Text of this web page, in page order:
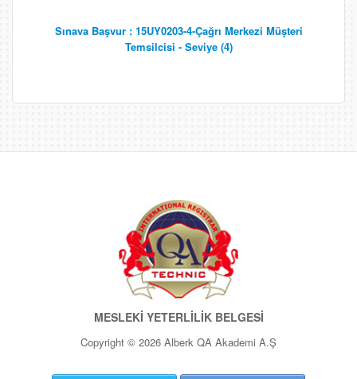
Sınava Başvur : 15UY0203-4-Çağrı Merkezi Müşteri
Temsilcisi - Seviye (4)
MESLEKİ YETERLİLİK BELGESİ
Copyright © 2026 Alberk QA Akademi A.Ş